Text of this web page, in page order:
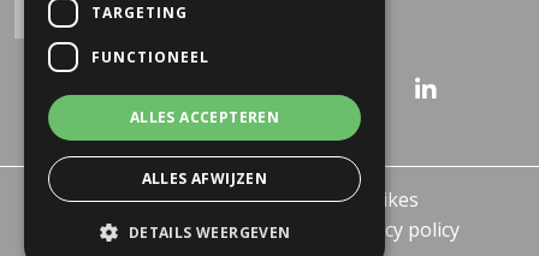
© 2026 - Dekkers Business Bikes
Algemene voorwaarden
Privacy policy
TARGETING
FUNCTIONEEL
ALLES ACCEPTEREN
ALLES AFWIJZEN
DETAILS WEERGEVEN